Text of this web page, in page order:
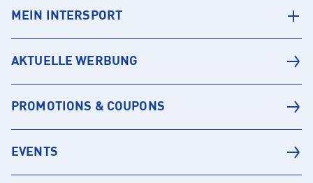
MEIN INTERSPORT
AKTUELLE WERBUNG
PROMOTIONS & COUPONS
EVENTS